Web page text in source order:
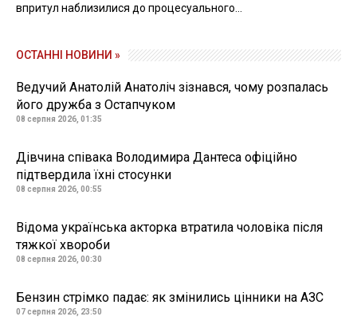
впритул наблизилися до процесуального...
ОСТАННІ НОВИНИ »
Ведучий Анатолій Анатоліч зізнався, чому розпалась
його дружба з Остапчуком
08 серпня 2026, 01:35
Дівчина співака Володимира Дантеса офіційно
підтвердила їхні стосунки
08 серпня 2026, 00:55
Відома українська акторка втратила чоловіка після
тяжкої хвороби
08 серпня 2026, 00:30
Бензин стрімко падає: як змінились цінники на АЗС
07 серпня 2026, 23:50